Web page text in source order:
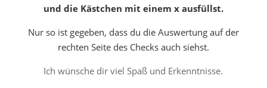
und die Kästchen mit einem x ausfüllst.
Nur so ist gegeben, dass du die Auswertung auf der
rechten Seite des Checks auch siehst.
Ich wünsche dir viel Spaß und Erkenntnisse.